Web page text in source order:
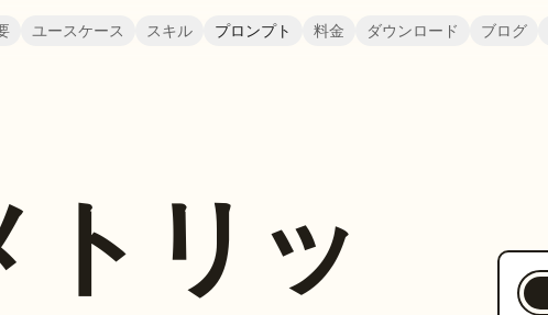
ユースケース スキル プロンプト 料金 ダウンロード ブログ
トリッ